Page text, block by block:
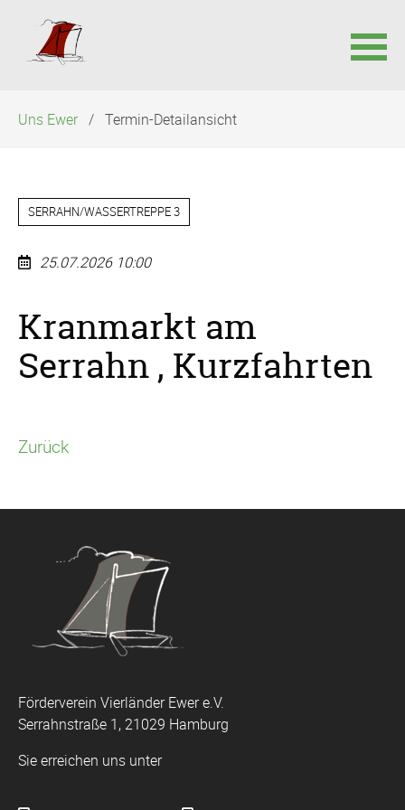
überspringen
Uns Ewer Termin-Detailansicht
SERRAHN/WASSERTREPPE 3
25.07.2026 10:00
Kranmarkt am
Serrahn , Kurzfahrten
Zurück
Förderverein Vierländer Ewer e.V.
Serrahnstraße 1, 21029 Hamburg
Sie erreichen uns unter